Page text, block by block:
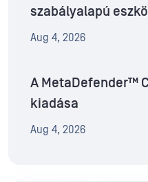
szabályalapú
Aug 4, 2026
A MetaDefender™
kiadása
Aug 4, 2026